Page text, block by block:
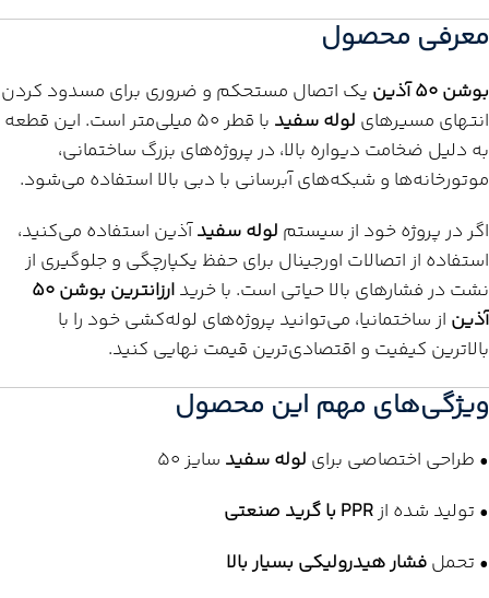
معرفی محصول
بوشن 50 آذین
یک اتصال مستحکم و ضروری برای مسدود کردن
انتهای مسیرهای لوله سفید
با قطر 50 میلی‌متر است. این قطعه
به دلیل ضخامت دیواره بالا، در پروژه‌های بزرگ ساختمانی،
موتورخانه‌ها و شبکه‌های آبرسانی با دبی بالا استفاده می‌شود.
اگر در پروژه خود از سیستم لوله سفیدآذین استفاده می‌کنید،
استفاده از اتصالات اورجینال برای حفظ یکپارچگی و جلوگیری از
نشت در فشارهای بالا حیاتی است. با خرید
ارزانترین بوشن 50
آذین از ساختمانیا، می‌توانید پروژه‌های لوله‌کشی خود را با
بالاترین کیفیت و اقتصادی‌ترین قیمت نهایی کنید.
ویژگی‌های مهم این محصول
• طراحی اختصاصی برای لوله سفید سایز 50
• تولید شده ازPPR با گرید صنعتی
• تحملفشار هیدرولیکی بسیار بالا